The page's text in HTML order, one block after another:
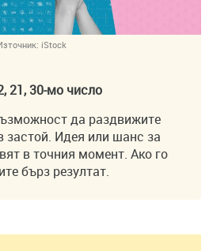
iStock
21, 30-мо число
да раздвижите
застой. Идея или шанс за
в точния момент. Ако го
бърз резултат.